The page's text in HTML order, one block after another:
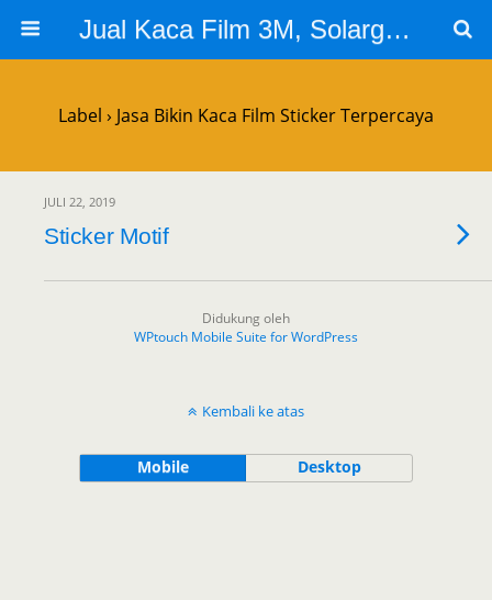
Jual Kaca Film 3M, Solargard, Cutting Sticker Sandblast
Label › Jasa Bikin Kaca Film Sticker Terpercaya
JULI 22, 2019
Sticker Motif
Didukung oleh
WPtouch Mobile Suite for WordPress
Kembali ke atas
Mobile Desktop